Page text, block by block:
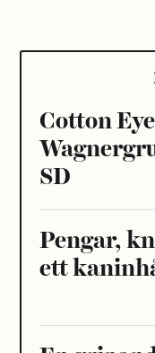
Cotton
SD
Pengar,
ett